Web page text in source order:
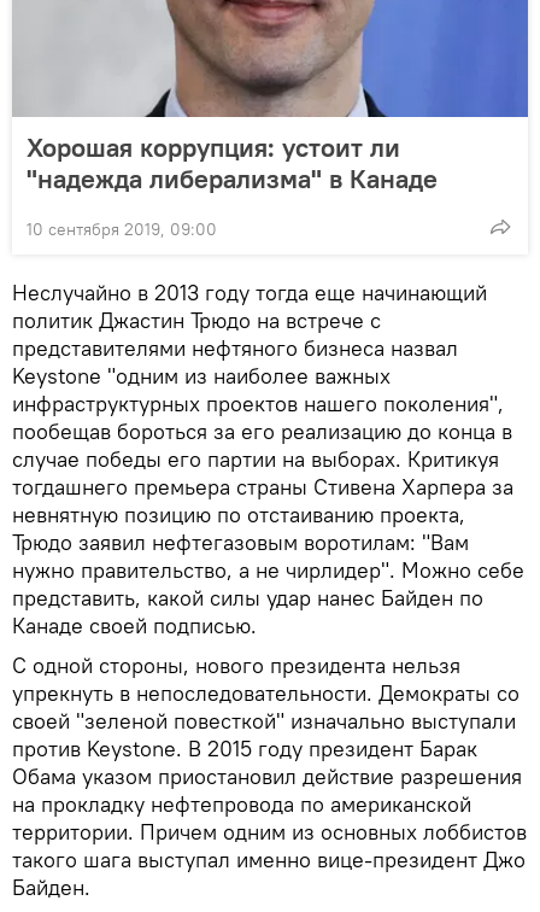
Хорошая коррупция: устоит ли
"надежда либерализма" в Канаде
10 сентября 2019, 09:00
Неслучайно в 2013 году тогда еще начинающий
политик Джастин Трюдо на встрече с
представителями нефтяного бизнеса назвал
Keystone "одним из наиболее важных
инфраструктурных проектов нашего поколения",
пообещав бороться за его реализацию до конца в
случае победы его партии на выборах. Критикуя
тогдашнего премьера страны Стивена Харпера за
невнятную позицию по отстаиванию проекта,
Трюдо заявил нефтегазовым воротилам: "Вам
нужно правительство, а не чирлидер". Можно себе
представить, какой силы удар нанес Байден по
Канаде своей подписью.
С одной стороны, нового президента нельзя
упрекнуть в непоследовательности. Демократы со
своей "зеленой повесткой" изначально выступали
против Keystone. В 2015 году президент Барак
Обама указом приостановил действие разрешения
на прокладку нефтепровода по американской
территории. Причем одним из основных лоббистов
такого шага выступал именно вице-президент Джо
Байден.